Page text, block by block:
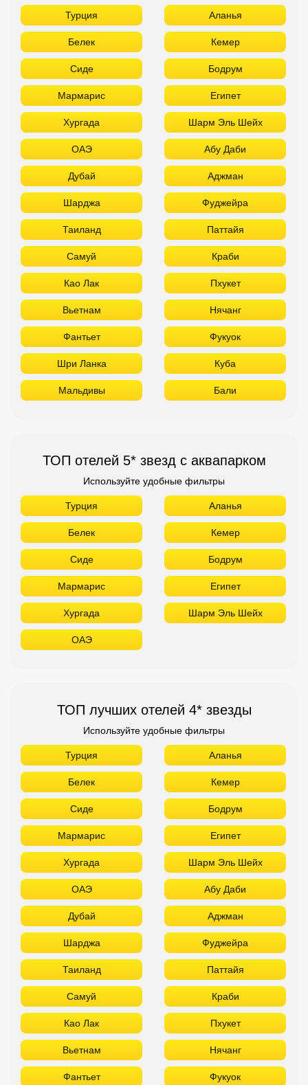
Турция Аланья
Белек Кемер
Сиде Бодрум
Мармарис Египет
Хургада Шарм Эль Шейх
ОАЭ Абу Даби
Дубай Аджман
Шарджа Фуджейра
Таиланд Паттайя
Самуй Краби
Као Лак Пхукет
Вьетнам Нячанг
Фантьет Фукуок
Шри Ланка Куба
Мальдивы Бали
ТОП отелей 5* звезд с аквапарком
Используйте удобные фильтры
Турция Аланья
Белек Кемер
Сиде Бодрум
Мармарис Египет
Хургада Шарм Эль Шейх
ОАЭ
ТОП лучших отелей 4* звезды
Используйте удобные фильтры
Турция Аланья
Белек Кемер
Сиде Бодрум
Мармарис Египет
Хургада Шарм Эль Шейх
ОАЭ Абу Даби
Дубай Аджман
Шарджа Фуджейра
Таиланд Паттайя
Самуй Краби
Као Лак Пхукет
Вьетнам Нячанг
Фантьет Фукуок